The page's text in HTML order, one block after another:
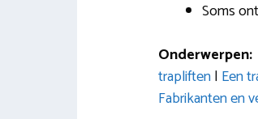
Soms
Onderwerpen:
trapliften| Een
Fabrikanten en